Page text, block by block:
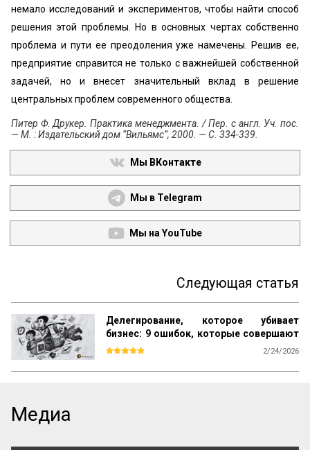
немало исследований и экспериментов, чтобы найти способ
решения этой проблемы. Но в основных чертах собственно
проблема и пути ее преодоления уже намечены. Решив ее,
предприятие справится не только с важнейшей собственной
задачей, но и внесет значительный вклад в решение
центральных проблем современного общества.
Питер Ф. Друкер. Практика менеджмента. / Пер. с англ. Уч. пос.
— М. : Издательский дом “Вильямс”, 2000. — С. 334-339.
Мы ВКонтакте
Мы в Telegram
Мы на YouTube
Следующая статья
Делегирование, которое убивает
бизнес: 9 ошибок, которые совершают
прямо сейчас
2/24/2026
Медиа